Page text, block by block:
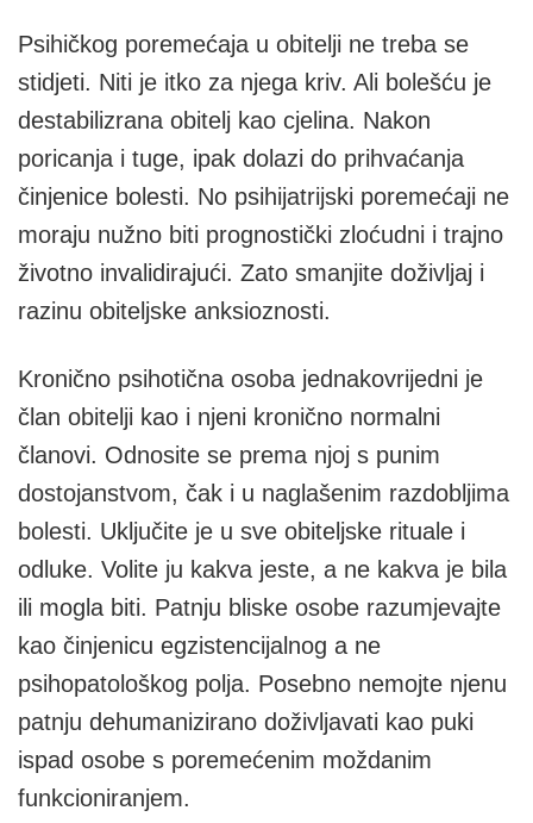
Psihičkog poremećaja u obitelji ne treba se
stidjeti. Niti je itko za njega kriv. Ali bolešću je
destabilizrana obitelj kao cjelina. Nakon
poricanja i tuge, ipak dolazi do prihvaćanja
činjenice bolesti. No psihijatrijski poremećaji ne
moraju nužno biti prognostički zloćudni i trajno
životno invalidirajući. Zato smanjite doživljaj i
razinu obiteljske anksioznosti.
Kronično psihotična osoba jednakovrijedni je
član obitelji kao i njeni kronično normalni
članovi. Odnosite se prema njoj s punim
dostojanstvom, čak i u naglašenim razdobljima
bolesti. Uključite je u sve obiteljske rituale i
odluke. Volite ju kakva jeste, a ne kakva je bila
ili mogla biti. Patnju bliske osobe razumjevajte
kao činjenicu egzistencijalnog a ne
psihopatološkog polja. Posebno nemojte njenu
patnju dehumanizirano doživljavati kao puki
ispad osobe s poremećenim moždanim
funkcioniranjem.